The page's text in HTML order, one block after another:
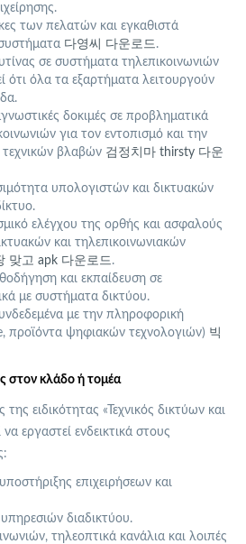
των πελατών και εγκαθιστά
다영씨 다운로드 .
σε συστήματα τηλεπικοινωνιών
ότι όλα τα εξαρτήματα λειτουργούν
δοκιμές σε προβληματικά
για τον εντοπισμό και την
βλαβών 검정치마 thirsty 다운
υπολογιστών και δικτυακών
ελέγχου της ορθής και ασφαλούς
και τηλεπικοινωνιακών
맞고 apk 다운로드 .
και εκπαίδευση σε
με συστήματα δικτύου.
με την πληροφορική
προϊόντα ψηφιακών τεχνολογιών) 빅
στον κλάδο ή τομέα
ειδικότητας «Τεχνικός δικτύων και
εργαστεί ενδεικτικά στους
υποστήριξης επιχειρήσεων και
διαδικτύου.
τηλεοπτικά κανάλια και λοιπές